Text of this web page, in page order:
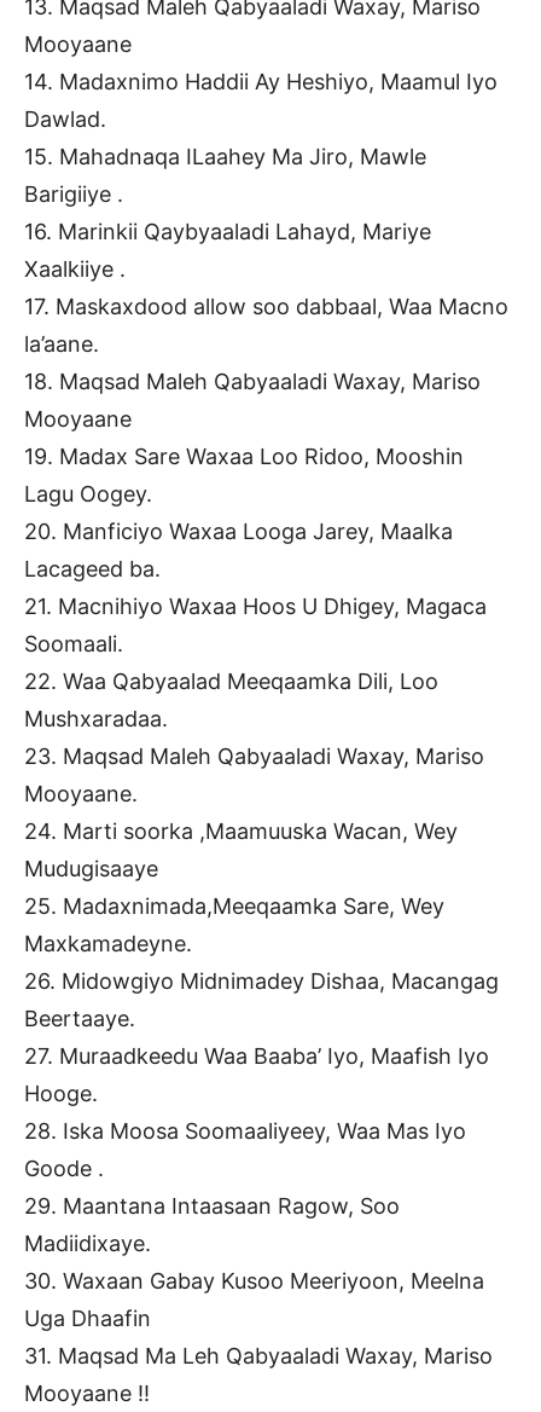
13. Maqsad Maleh Qabyaaladi Waxay, Mariso
Mooyaane
14. Madaxnimo Haddii Ay Heshiyo, Maamul Iyo
Dawlad.
15. Mahadnaqa ILaahey Ma Jiro, Mawle
Barigiiye .
16. Marinkii Qaybyaaladi Lahayd, Mariye
Xaalkiiye .
17. Maskaxdood allow soo dabbaal, Waa Macno
la’aane.
18. Maqsad Maleh Qabyaaladi Waxay, Mariso
Mooyaane
19. Madax Sare Waxaa Loo Ridoo, Mooshin
Lagu Oogey.
20. Manficiyo Waxaa Looga Jarey, Maalka
Lacageed ba.
21. Macnihiyo Waxaa Hoos U Dhigey, Magaca
Soomaali.
22. Waa Qabyaalad Meeqaamka Dili, Loo
Mushxaradaa.
23. Maqsad Maleh Qabyaaladi Waxay, Mariso
Mooyaane.
24. Marti soorka ,Maamuuska Wacan, Wey
Mudugisaaye
25. Madaxnimada,Meeqaamka Sare, Wey
Maxkamadeyne.
26. Midowgiyo Midnimadey Dishaa, Macangag
Beertaaye.
27. Muraadkeedu Waa Baaba’ Iyo, Maafish Iyo
Hooge.
28. Iska Moosa Soomaaliyeey, Waa Mas Iyo
Goode .
29. Maantana Intaasaan Ragow, Soo
Madiidixaye.
30. Waxaan Gabay Kusoo Meeriyoon, Meelna
Uga Dhaafin
31. Maqsad Ma Leh Qabyaaladi Waxay, Mariso
Mooyaane !!